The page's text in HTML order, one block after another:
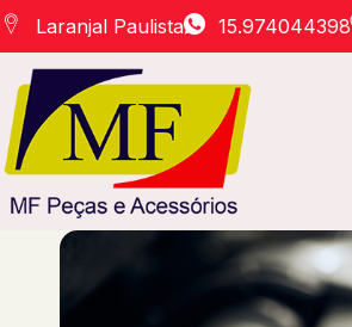
Laranjal Paulista 15.974044398